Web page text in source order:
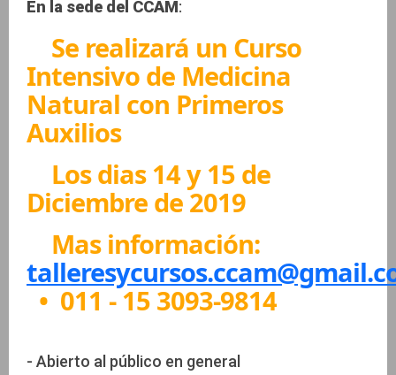
En la sede del CCAM:
Se realizará un Curso
Intensivo de Medicina
Natural con Primeros
Auxilios
Los dias 14 y 15 de
Diciembre de 2019
Mas información:
• 011 - 15 3093-9814
- Abierto al público en general